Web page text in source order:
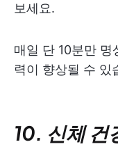
보세요.
매일 단 10분만 명
력이 향상될 수 있
10. 신체 건